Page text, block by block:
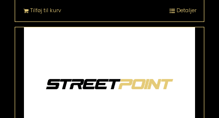
Tilføj til kurv Detaljer